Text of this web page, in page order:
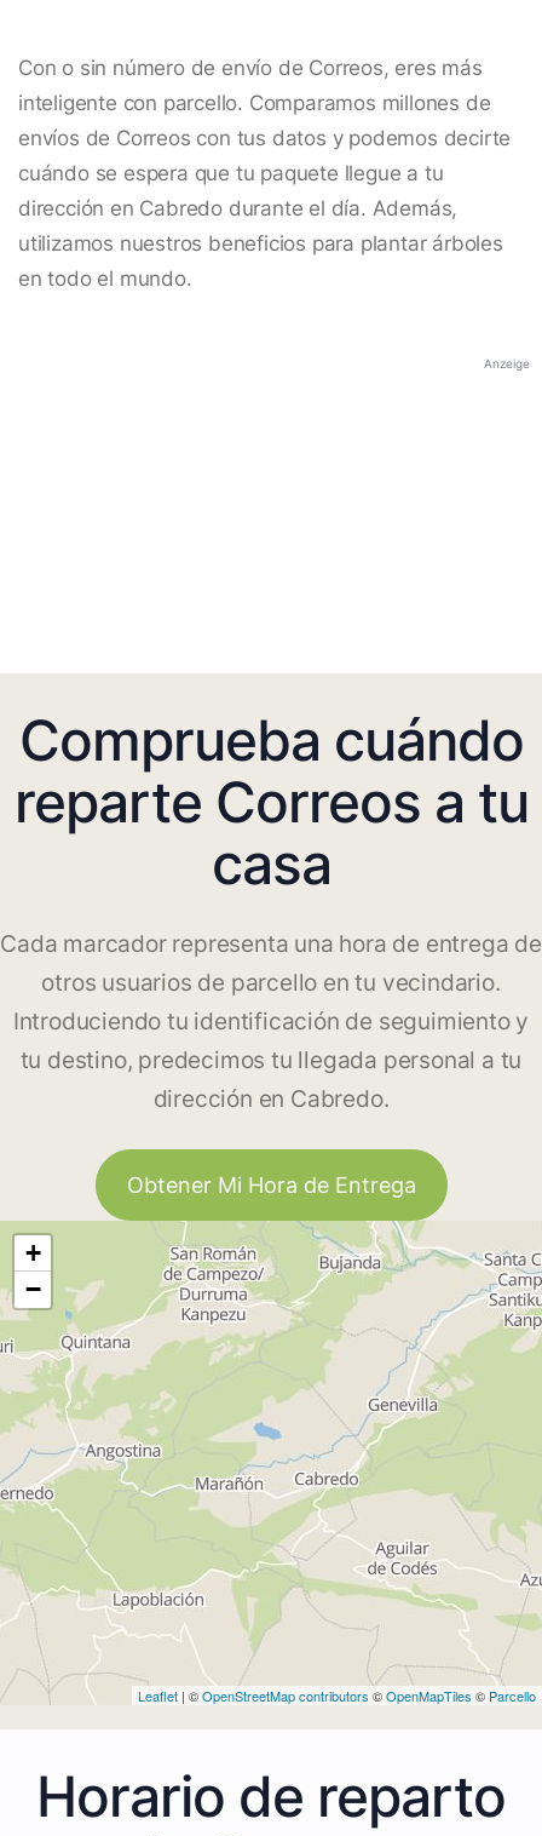
Con o sin número de envío de Correos, eres más
inteligente con parcello. Comparamos millones de
envíos de Correos con tus datos y podemos decirte
cuándo se espera que tu paquete llegue a tu
dirección en Cabredo durante el día. Además,
utilizamos nuestros beneficios para plantar árboles
en todo el mundo.
Anzeige
Comprueba cuándo
reparte Correos a tu
casa
Cada marcador representa una hora de entrega de
otros usuarios de parcello en tu vecindario.
Introduciendo tu identificación de seguimiento y
tu destino, predecimos tu llegada personal a tu
dirección en Cabredo.
Obtener Mi Hora de Entrega
+
−
Leaflet | ©OpenStreetMap contributors ©OpenMapTiles © Parcello
Horario de reparto